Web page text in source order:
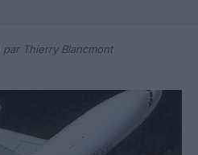
par Thierry Blancmont